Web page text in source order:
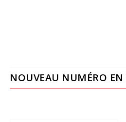
NOUVEAU NUMÉRO EN